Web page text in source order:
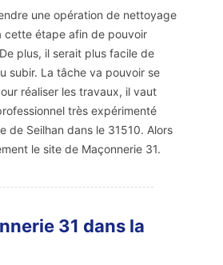
une opération de nettoyage
cette étape afin de pouvoir
plus, il serait plus facile de
subir. La tâche va pouvoir se
réaliser les travaux, il vaut
très expérimenté
de Seilhan dans le 31510. Alors
le site de Maçonnerie 31.
31 dans la